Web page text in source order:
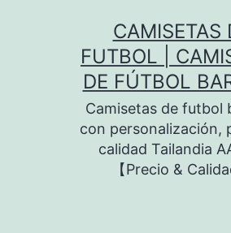
CAMISETAS
FUTBOL |
DE FÚTBOL
Camisetas de futbol
con personalización,
calidad Tailandia
【Precio &